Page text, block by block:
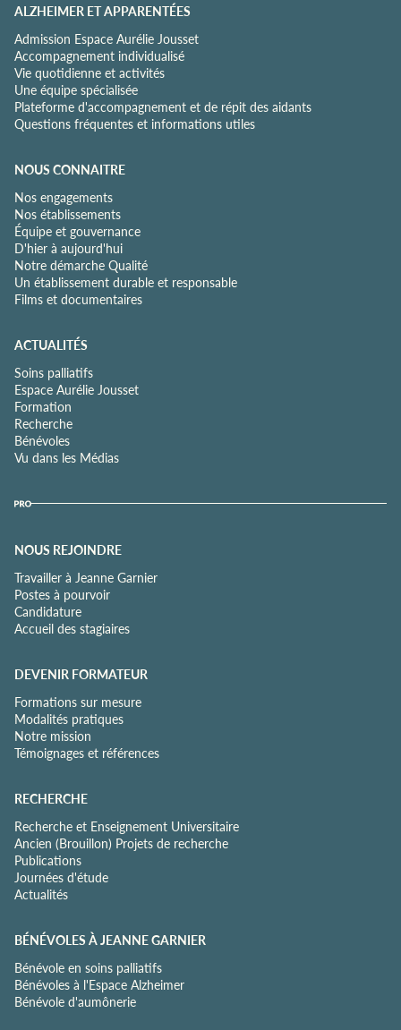
ALZHEIMER ET APPARENTÉES
Admission Espace Aurélie Jousset
Accompagnement individualisé
Vie quotidienne et activités
Une équipe spécialisée
Plateforme d'accompagnement et de répit des aidants
Questions fréquentes et informations utiles
NOUS CONNAITRE
Nos engagements
Nos établissements
Équipe et gouvernance
D'hier à aujourd'hui
Notre démarche Qualité
Un établissement durable et responsable
Films et documentaires
ACTUALITÉS
Soins palliatifs
Espace Aurélie Jousset
Formation
Recherche
Bénévoles
Vu dans les Médias
NOUS REJOINDRE
Travailler à Jeanne Garnier
Postes à pourvoir
Candidature
Accueil des stagiaires
DEVENIR FORMATEUR
Formations sur mesure
Modalités pratiques
Notre mission
Témoignages et références
RECHERCHE
Recherche et Enseignement Universitaire
Ancien (Brouillon) Projets de recherche
Publications
Journées d'étude
Actualités
BÉNÉVOLES À JEANNE GARNIER
Bénévole en soins palliatifs
Bénévoles à l'Espace Alzheimer
Bénévole d'aumônerie